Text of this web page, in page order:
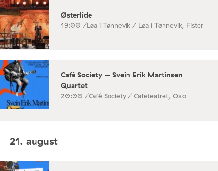
Østerlide
19:00 /Løa i Tønnevik / Løa i Tønnevik, Fister
Café Society – Svein Erik Martinsen
Quartet
20:00 /Café Society / Cafeteatret, Oslo
21. august